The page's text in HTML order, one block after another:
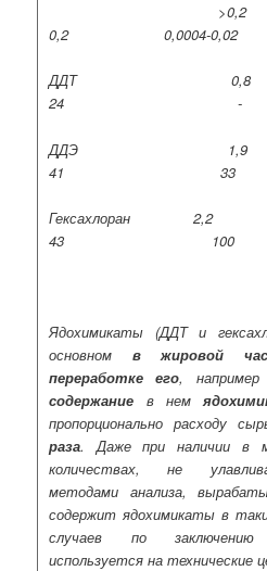
0,2 0,0004-0,02
ДДТ
24 -
ДДЭ
41 33
43 100
Ядохимикаты (ДДТ и
основном в жировой
переработке его,
содержание в нем
пропорционально расходу
раза. Даже при наличии в
количествах, не
методами анализа,
содержит ядохимикаты в
случаев по заключению
используется на технические